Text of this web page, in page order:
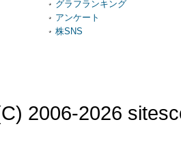
グラフランキング
アンケート
株SNS
2006-2026